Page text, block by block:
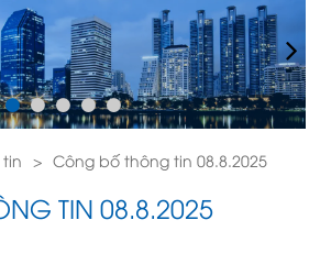
Công bố thông tin 08.8.2025
TIN 08.8.2025